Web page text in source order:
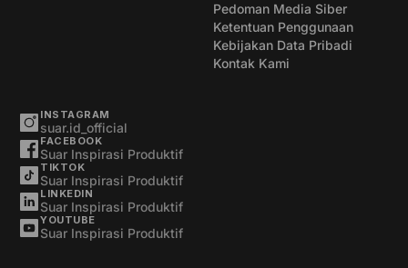
Pedoman Media Siber
Ketentuan Penggunaan
Kebijakan Data Pribadi
Kontak Kami
INSTAGRAM
suar.id_official
FACEBOOK
Suar Inspirasi Produktif
TIKTOK
Suar Inspirasi Produktif
LINKEDIN
Suar Inspirasi Produktif
YOUTUBE
Suar Inspirasi Produktif